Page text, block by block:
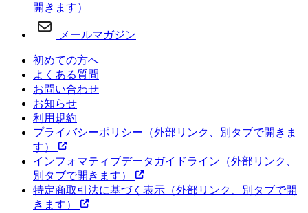
開きます）
メールマガジン
初めての方へ
よくある質問
お問い合わせ
お知らせ
利用規約
プライバシーポリシー （外部リンク、別タブで開きま
す）
インフォマティブデータガイドライン （外部リンク、
別タブで開きます）
特定商取引法に基づく表示 （外部リンク、別タブで開
きます）